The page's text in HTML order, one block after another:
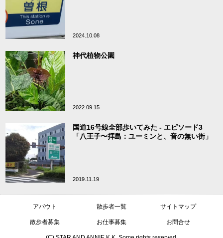
2024.10.08
神代植物公園
2022.09.15
国道16号線全部歩いてみた - エピソード3
「八王子〜拝島：ユーミンと、音の無い街」
2019.11.19
アバウト 散歩者一覧 サイトマップ
散歩者募集 お仕事募集 お問合せ